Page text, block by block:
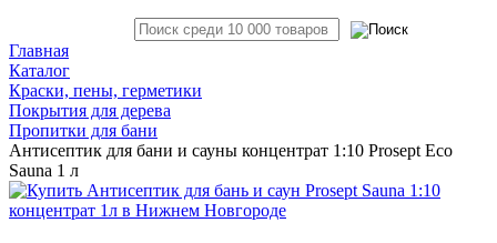
Главная
Каталог
Краски, пены, герметики
Покрытия для дерева
Пропитки для бани
Антисептик для бани и сауны концентрат 1:10 Prosept Eco
Sauna 1 л